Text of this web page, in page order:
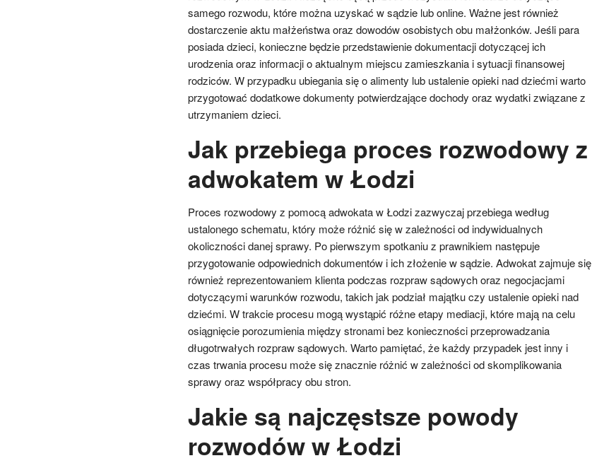
samego rozwodu, które można uzyskać w sądzie lub online. Ważne jest również
dostarczenie aktu małżeństwa oraz dowodów osobistych obu małżonków. Jeśli para
posiada dzieci, konieczne będzie przedstawienie dokumentacji dotyczącej ich
urodzenia oraz informacji o aktualnym miejscu zamieszkania i sytuacji finansowej
rodziców. W przypadku ubiegania się o alimenty lub ustalenie opieki nad dziećmi warto
przygotować dodatkowe dokumenty potwierdzające dochody oraz wydatki związane z
utrzymaniem dzieci.
Jak przebiega proces rozwodowy z
adwokatem w Łodzi
Proces rozwodowy z pomocą adwokata w Łodzi zazwyczaj przebiega według
ustalonego schematu, który może różnić się w zależności od indywidualnych
okoliczności danej sprawy. Po pierwszym spotkaniu z prawnikiem następuje
przygotowanie odpowiednich dokumentów i ich złożenie w sądzie. Adwokat zajmuje się
również reprezentowaniem klienta podczas rozpraw sądowych oraz negocjacjami
dotyczącymi warunków rozwodu, takich jak podział majątku czy ustalenie opieki nad
dziećmi. W trakcie procesu mogą wystąpić różne etapy mediacji, które mają na celu
osiągnięcie porozumienia między stronami bez konieczności przeprowadzania
długotrwałych rozpraw sądowych. Warto pamiętać, że każdy przypadek jest inny i
czas trwania procesu może się znacznie różnić w zależności od skomplikowania
sprawy oraz współpracy obu stron.
Jakie są najczęstsze powody
rozwodów w Łodzi